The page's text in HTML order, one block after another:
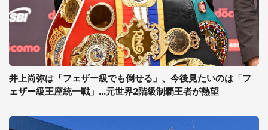
井上尚弥は「フェザー級でも倒せる」、今後見たいのは「フ
ェザー級王座統一戦」...元世界2階級制覇王者が熱望